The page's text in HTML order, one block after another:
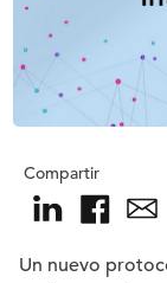
Compartir
Un nuevo